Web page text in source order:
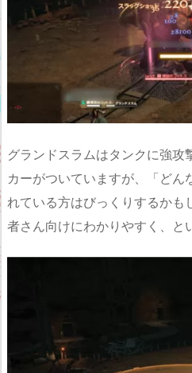
グランドスラムはタンクに強攻
カーがついていますが、「どん
れている方はびっくりするかも
者さん向けにわかりやすく、と